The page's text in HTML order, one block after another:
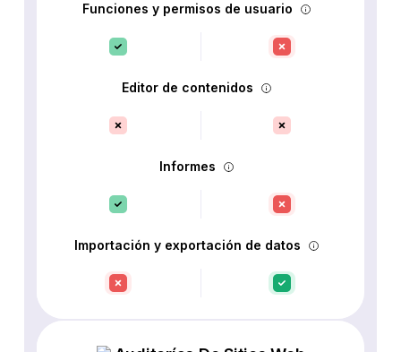
Funciones y permisos de usuario
Editor de contenidos
Informes
Importación y exportación de datos